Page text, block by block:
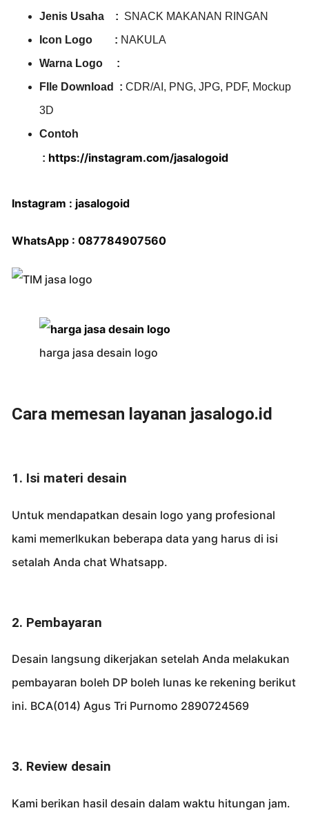
Jenis Usaha : SNACK MAKANAN RINGAN
Icon Logo : NAKULA
Warna Logo :
FIle Download : CDR/AI, PNG, JPG, PDF, Mockup
3D
Contoh
: https://instagram.com/jasalogoid
Instagram : jasalogoid
WhatsApp : 087784907560
harga jasa desain logo
Cara memesan layanan jasalogo.id
1. Isi materi desain
Untuk mendapatkan desain logo yang profesional
kami memerlkukan beberapa data yang harus di isi
setalah Anda chat Whatsapp.
2. Pembayaran
Desain langsung dikerjakan setelah Anda melakukan
pembayaran boleh DP boleh lunas ke rekening berikut
ini. BCA(014) Agus Tri Purnomo 2890724569
3. Review desain
Kami berikan hasil desain dalam waktu hitungan jam.